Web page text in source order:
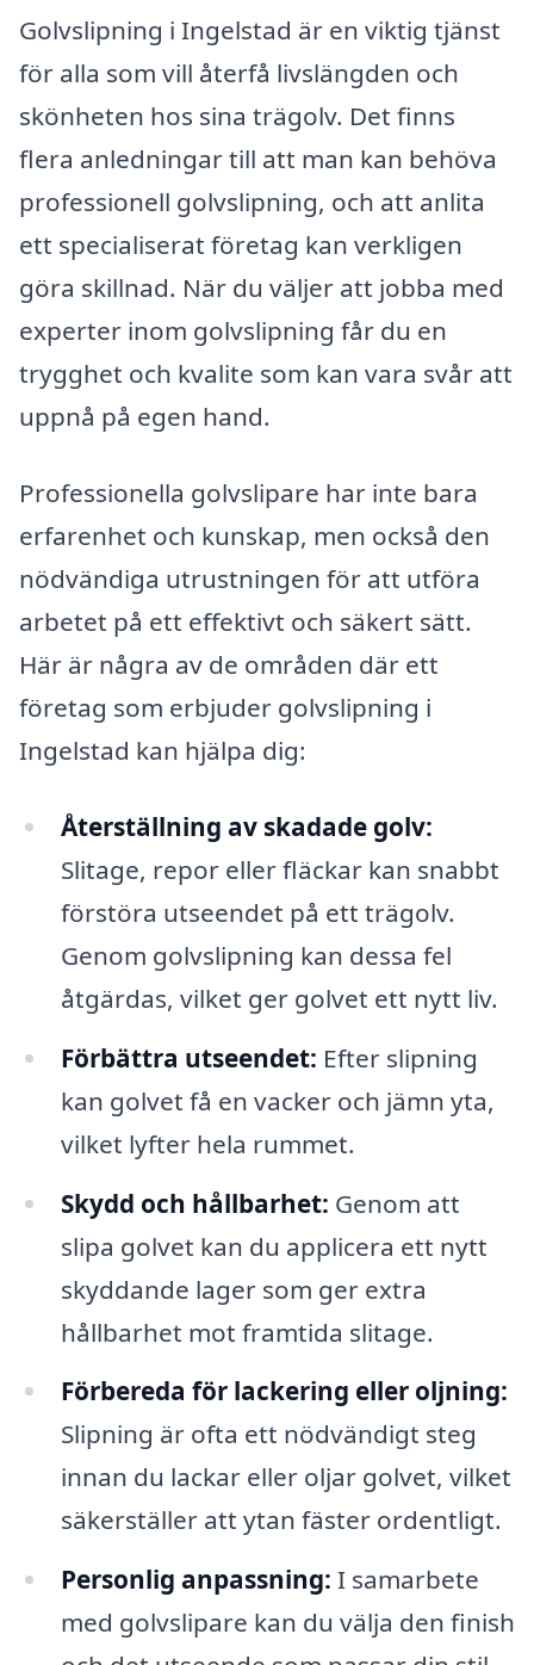
Golvslipning i Ingelstad är en viktig tjänst
för alla som vill återfå livslängden och
skönheten hos sina trägolv. Det finns
flera anledningar till att man kan behöva
professionell golvslipning, och att anlita
ett specialiserat företag kan verkligen
göra skillnad. När du väljer att jobba med
experter inom golvslipning får du en
trygghet och kvalite som kan vara svår att
uppnå på egen hand.
Professionella golvslipare har inte bara
erfarenhet och kunskap, men också den
nödvändiga utrustningen för att utföra
arbetet på ett effektivt och säkert sätt.
Här är några av de områden där ett
företag som erbjuder golvslipning i
Ingelstad kan hjälpa dig:
Återställning av skadade golv:
Slitage, repor eller fläckar kan snabbt
förstöra utseendet på ett trägolv.
Genom golvslipning kan dessa fel
åtgärdas, vilket ger golvet ett nytt liv.
Förbättra utseendet: Efter slipning
kan golvet få en vacker och jämn yta,
vilket lyfter hela rummet.
Skydd och hållbarhet: Genom att
slipa golvet kan du applicera ett nytt
skyddande lager som ger extra
hållbarhet mot framtida slitage.
Förbereda för lackering eller oljning:
Slipning är ofta ett nödvändigt steg
innan du lackar eller oljar golvet, vilket
säkerställer att ytan fäster ordentligt.
Personlig anpassning: I samarbete
med golvslipare kan du välja den finish